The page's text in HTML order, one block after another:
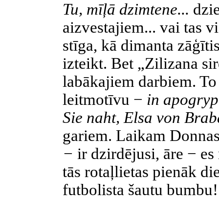
Tu, mīļā dzimtene...
aizvestajiem... vai tas
stīga, kā dimanta
izteikt. Bet „Zilizana
labākajiem darbiem.
leitmotīvu − in
Sie naht, Elsa von
gariem. Laikam
− ir dzirdējusi, āre −
tās rotaļlietas pienāk
futbolista šautu